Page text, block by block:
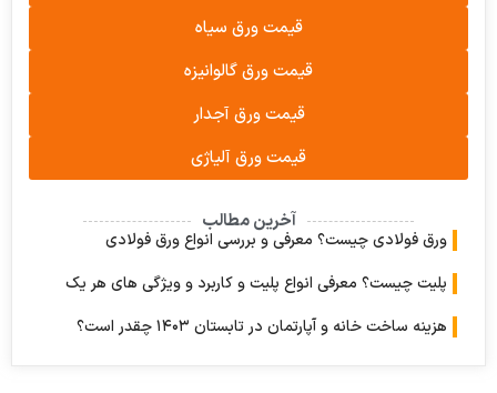
قیمت ورق سیاه
قیمت ورق گالوانیزه
قیمت ورق آجدار
قیمت ورق آلیاژی
آخرین مطالب
فولادی چیست؟ معرفی و بررسی انواع ورق فولادی
چیست؟ معرفی انواع پلیت و کاربرد و ویژگی های هر یک
ساخت خانه و آپارتمان در تابستان ۱۴۰۳ چقدر است؟